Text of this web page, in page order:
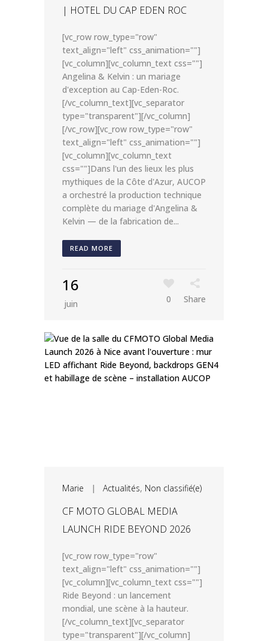
| HOTEL DU CAP EDEN ROC
[vc_row row_type="row"
text_align="left" css_animation=""]
[vc_column][vc_column_text css=""]
Angelina & Kelvin : un mariage
d'exception au Cap-Eden-Roc.
[/vc_column_text][vc_separator
type="transparent"][/vc_column]
[/vc_row][vc_row row_type="row"
text_align="left" css_animation=""]
[vc_column][vc_column_text
css=""]Dans l'un des lieux les plus
mythiques de la Côte d'Azur, AUCOP
a orchestré la production technique
complète du mariage d'Angelina &
Kelvin — de la fabrication de...
READ MORE
16
juin 0 Share
Marie | Actualités, Non classifié(e)
CF MOTO GLOBAL MEDIA
LAUNCH RIDE BEYOND 2026
[vc_row row_type="row"
text_align="left" css_animation=""]
[vc_column][vc_column_text css=""]
Ride Beyond : un lancement
mondial, une scène à la hauteur.
[/vc_column_text][vc_separator
type="transparent"][/vc_column]